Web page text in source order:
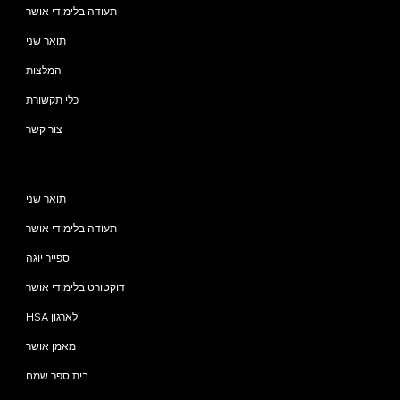
תעודה בלימודי אושר
תואר שני
המלצות
כלי תקשורת
צור קשר
תואר שני
תעודה בלימודי אושר
ספייר יוגה
דוקטורט בלימודי אושר
HSA לארגון
מאמן אושר
בית ספר שמח